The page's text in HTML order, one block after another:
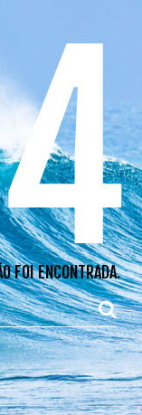
FOI ENCONTRADA.